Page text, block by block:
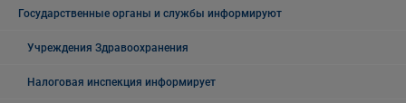
Государственные органы и службы информируют
Учреждения Здравоохранения
Налоговая инспекция информирует